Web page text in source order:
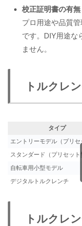
校正証明書の有無
プロ用途や品質
です。DIY用途な
ません。
トルクレ
タイプ
エントリーモデル（プリ
スタンダード（プリセット
自転車用小型モデル
デジタルトルクレンチ
トルクレ